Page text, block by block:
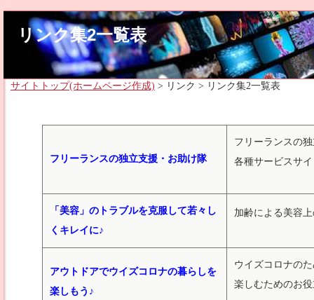
リンク集2一覧表
サイトトップ(ホームページ作成) > リンク > リンク集2一覧表
フリーランスの独立支援・お助け隊
フリーランスの
各種サービスサ
「美容」のトラブルを克服して若々し
くキレイに♪
加齢による美容
アウトドアでウイズコロナの暮らしを
楽しもう♪
ウイズコロナの
楽しむためのお